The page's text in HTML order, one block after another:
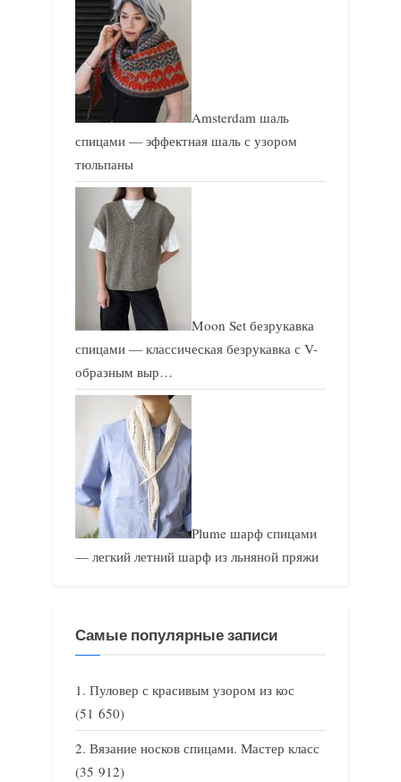
Amsterdam шаль
спицами — эффектная шаль с узором
тюльпаны
Moon Set безрукавка
спицами — классическая безрукавка с V-
образным выр…
Plume шарф спицами
— легкий летний шарф из льняной пряжи
Самые популярные записи
Пуловер с красивым узором из кос
(51 650)
Вязание носков спицами. Мастер класс
(35 912)